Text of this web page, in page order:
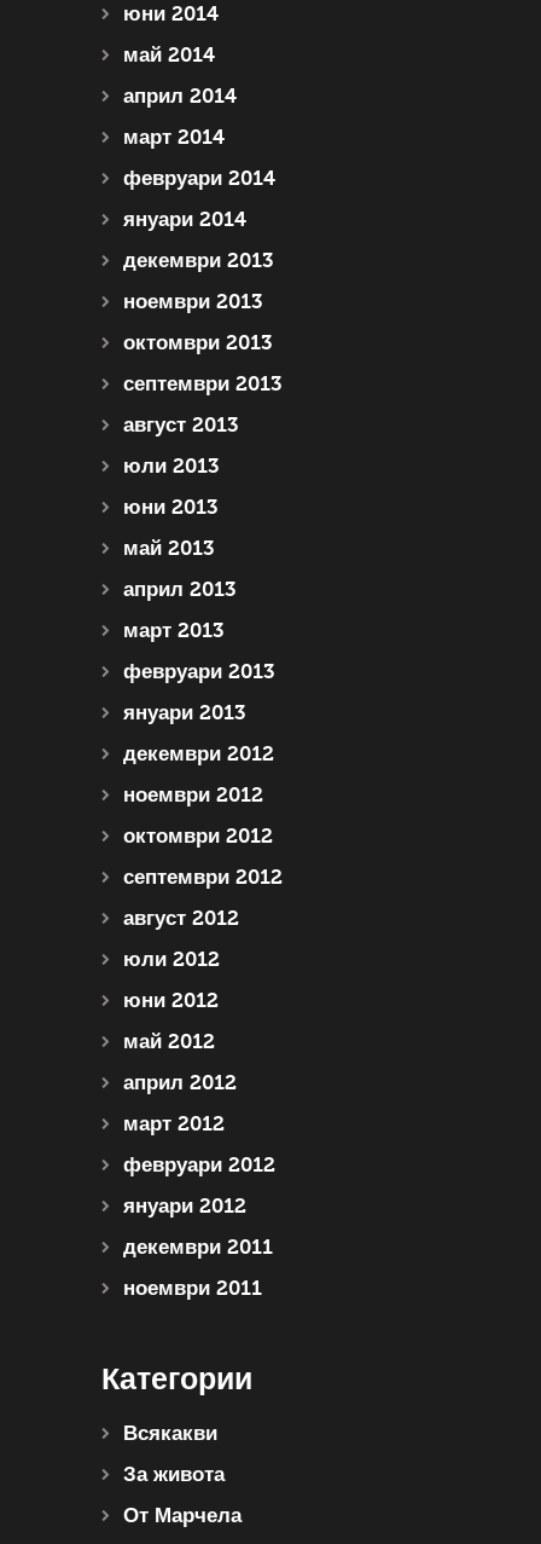
юни 2014
май 2014
април 2014
март 2014
февруари 2014
януари 2014
декември 2013
ноември 2013
октомври 2013
септември 2013
август 2013
юли 2013
юни 2013
май 2013
април 2013
март 2013
февруари 2013
януари 2013
декември 2012
ноември 2012
октомври 2012
септември 2012
август 2012
юли 2012
юни 2012
май 2012
април 2012
март 2012
февруари 2012
януари 2012
декември 2011
ноември 2011
Категории
Всякакви
За живота
От Марчела